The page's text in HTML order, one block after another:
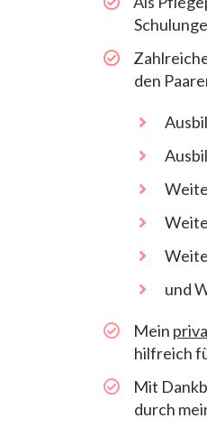
den
​​und
​Mein
hilfreich
​Mit
durch